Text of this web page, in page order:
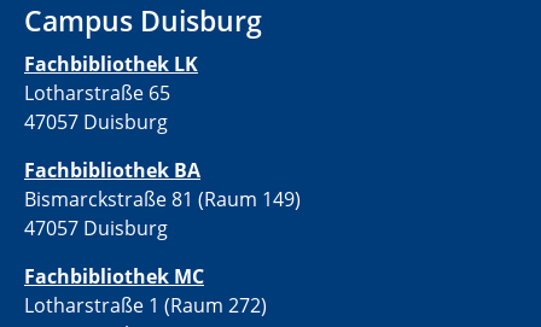
Campus Duisburg
Fachbibliothek LK
Lotharstraße 65
47057 Duisburg
Fachbibliothek BA
Bismarckstraße 81 (Raum 149)
47057 Duisburg
Fachbibliothek MC
Lotharstraße 1 (Raum 272)